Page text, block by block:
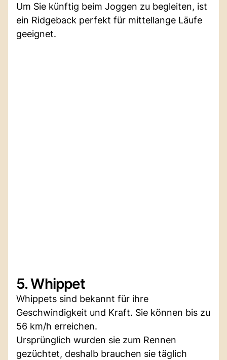
Um Sie künftig beim Joggen zu begleiten, ist
ein Ridgeback perfekt für mittellange Läufe
geeignet.
5. Whippet
Whippets sind bekannt für ihre
Geschwindigkeit und Kraft. Sie können bis zu
56 km/h erreichen.
Ursprünglich wurden sie zum Rennen
gezüchtet, deshalb brauchen sie täglich